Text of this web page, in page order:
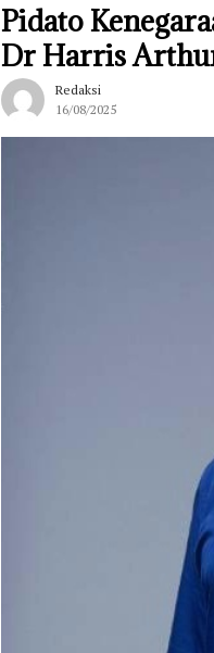
Pidato
Dr Harris
Redaksi
16/08/2025